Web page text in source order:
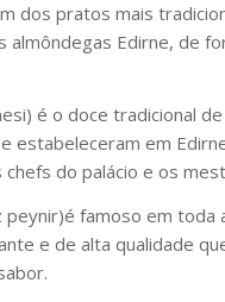
dos pratos mais
almôndegas Edirne,
é o doce tradicional
estabeleceram em
do palácio e os
peynir)é famoso em toda
e de alta qualidade